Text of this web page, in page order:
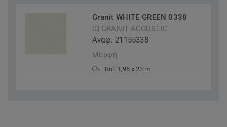
Granit WHITE GREEN 0338
iQ GRANIT ACOUSTIC
Αναφ. 21155338
Μορφή
Roll 1,95 x 23 m